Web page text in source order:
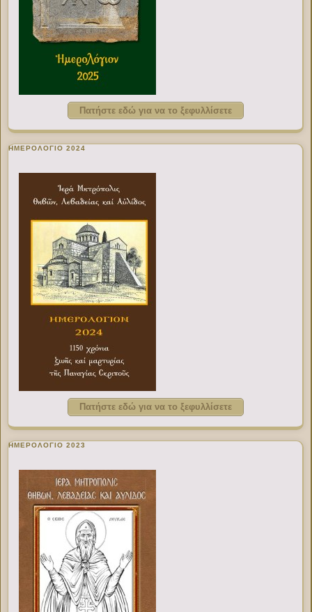
Πατήστε εδώ για να το ξεφυλλίσετε
ΗΜΕΡΟΛΟΓΙΟ 2024
Πατήστε εδώ για να το ξεφυλλίσετε
ΗΜΕΡΟΛΟΓΙΟ 2023